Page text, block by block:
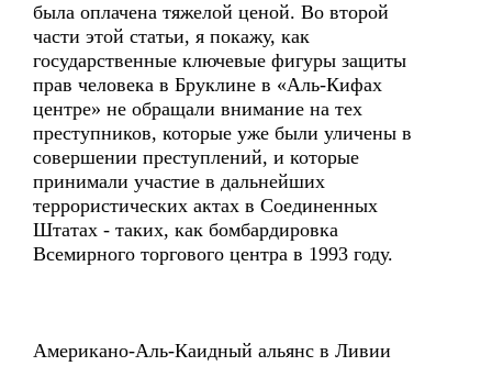
была оплачена тяжелой ценой. Во второй
части этой статьи, я покажу, как
государственные ключевые фигуры защиты
прав человека в Бруклине в «Аль-Кифах
центре» не обращали внимание на тех
преступников, которые уже были уличены в
совершении преступлений, и которые
принимали участие в дальнейших
террористических актах в Соединенных
Штатах - таких, как бомбардировка
Всемирного торгового центра в 1993 году.
Американо-Аль-Каидный альянс в Ливии